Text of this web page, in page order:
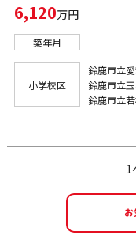
6,120万円
築年月
小学校区
鈴鹿市立
鈴鹿市立
鈴鹿市立
1